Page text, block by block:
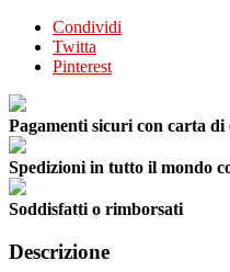
Condividi
Twitta
Pinterest
Pagamenti sicuri con carta di
Spedizioni in tutto il mondo
Soddisfatti o rimborsati
Descrizione